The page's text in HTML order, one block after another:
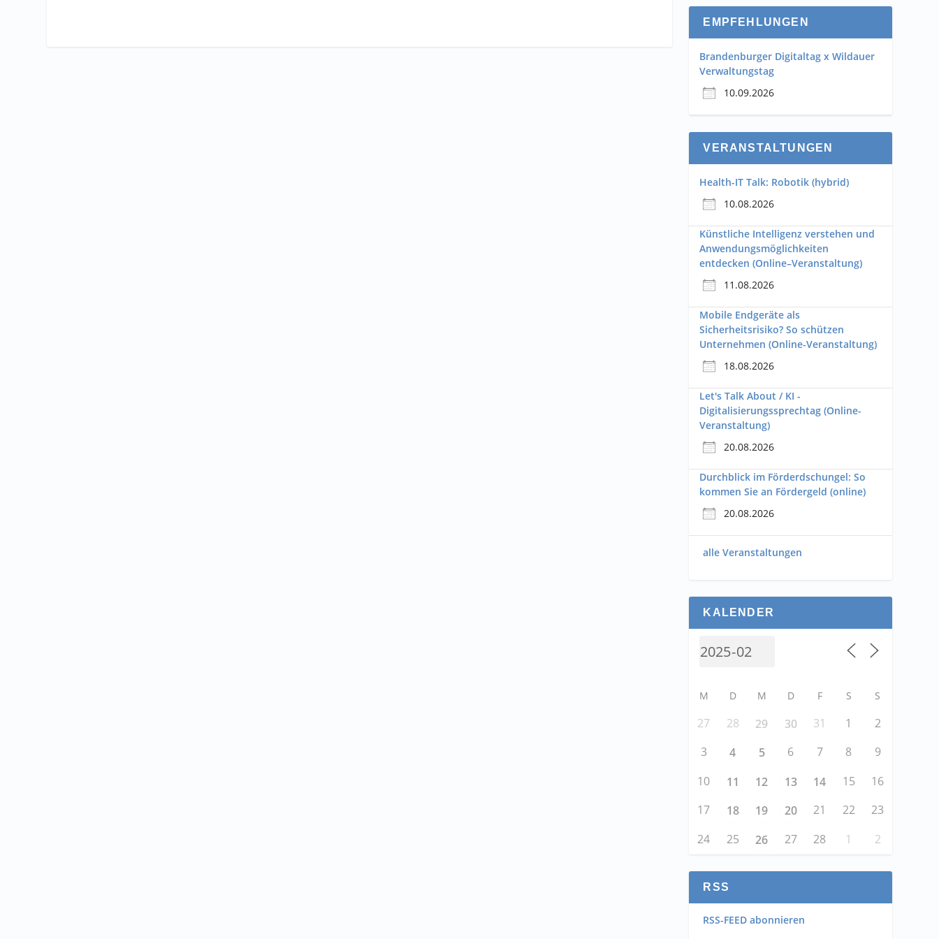
EMPFEHLUNGEN
Brandenburger Digitaltag x Wildauer
Verwaltungstag
10.09.2026
VERANSTALTUNGEN
Health-IT Talk: Robotik (hybrid)
10.08.2026
Künstliche Intelligenz verstehen und
Anwendungsmöglichkeiten
entdecken (Online–Veranstaltung)
11.08.2026
Mobile Endgeräte als
Sicherheitsrisiko? So schützen
Unternehmen (Online-Veranstaltung)
18.08.2026
Let's Talk About / KI -
Digitalisierungssprechtag (Online-
Veranstaltung)
20.08.2026
Durchblick im Förderdschungel: So
kommen Sie an Fördergeld (online)
20.08.2026
alle Veranstaltungen
KALENDER
M D M D F S S
27 28 29 30 31 1
2
3
4 5 6 7 8
9
10
11 12 13 14 15
16
17
18 19 20 21 22
23
24
25 26 27 28 1 2
RSS
RSS-FEED abonnieren